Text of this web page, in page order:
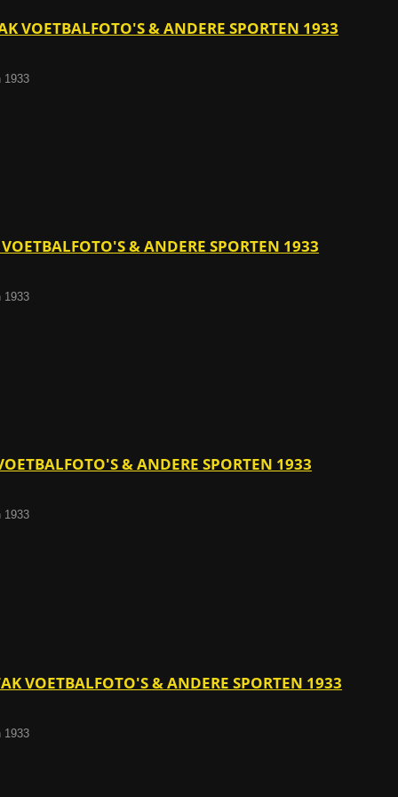
VOETBALFOTO'S & ANDERE SPORTEN 1933
1933
& ANDERE SPORTEN 1933
1933
& ANDERE SPORTEN 1933
1933
VOETBALFOTO'S & ANDERE SPORTEN 1933
1933